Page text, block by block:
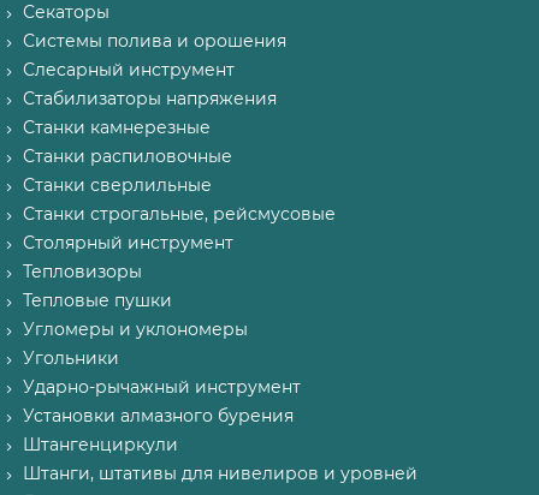
Секаторы
Системы полива и орошения
Слесарный инструмент
Стабилизаторы напряжения
Станки камнерезные
Станки распиловочные
Станки сверлильные
Станки строгальные, рейсмусовые
Столярный инструмент
Тепловизоры
Тепловые пушки
Угломеры и уклономеры
Угольники
Ударно-рычажный инструмент
Установки алмазного бурения
Штангенциркули
Штанги, штативы для нивелиров и уровней